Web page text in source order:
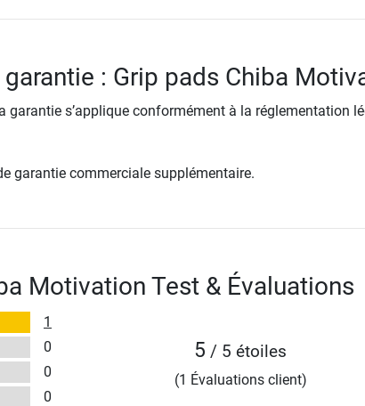
: Grip pads Chiba
garantie s’applique conformément à la réglementation
garantie commerciale supplémentaire.
Motivation Test & Évaluations
1
0
0
0
5 / 5 étoiles
(1 Évaluations client)